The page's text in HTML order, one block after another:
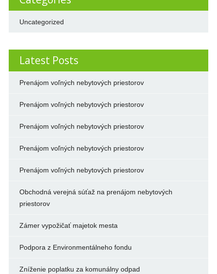
Uncategorized
Latest Posts
Prenájom voľných nebytových priestorov
Prenájom voľných nebytových priestorov
Prenájom voľných nebytových priestorov
Prenájom voľných nebytových priestorov
Prenájom voľných nebytových priestorov
Obchodná verejná súťaž na prenájom nebytových
priestorov
Zámer vypožičať majetok mesta
Podpora z Environmentálneho fondu
Zníženie poplatku za komunálny odpad